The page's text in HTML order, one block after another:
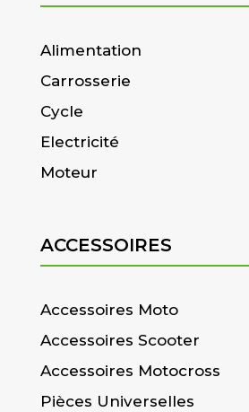
Alimentation
Carrosserie
Cycle
Electricité
Moteur
ACCESSOIRES
Accessoires Moto
Accessoires Scooter
Accessoires Motocross
Pièces Universelles